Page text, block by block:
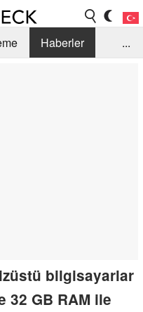
Haberler
...
bilgisayarlar
32 GB RAM ile